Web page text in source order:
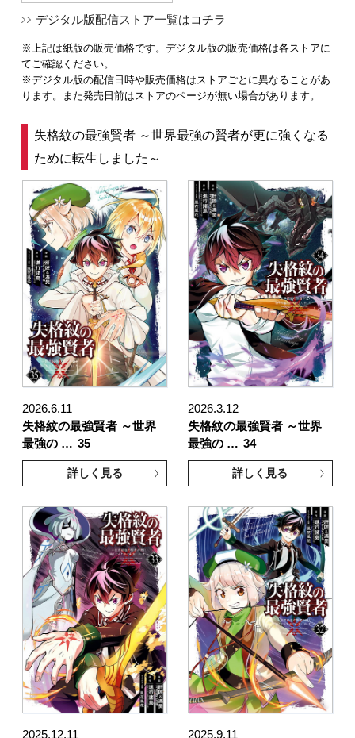
デジタル版配信ストア一覧はコチラ
※上記は紙版の販売価格です。デジタル版の販売価格は各ストアに
てご確認ください。
※デジタル版の配信日時や販売価格はストアごとに異なることがあ
ります。また発売日前はストアのページが無い場合があります。
失格紋の最強賢者 ～世界最強の賢者が更に強くなる
ために転生しました～
2026.6.11
失格紋の最強賢者 ～世界
最強の … 35
詳しく見る
2026.3.12
失格紋の最強賢者 ～世界
最強の … 34
詳しく見る
2025.12.11
2025.9.11